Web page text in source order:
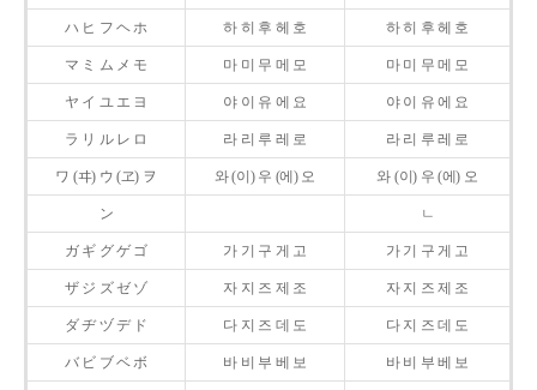
ハ ヒ フ ヘ ホ 하 히 후 헤 호 하 히 후 헤 호
マ ミ ム メ モ 마 미 무 메 모 마 미 무 메 모
ヤ イ ユ エ ヨ 야 이 유 에 요 야 이 유 에 요
ラ リ ル レ ロ 라 리 루 레 로 라 리 루 레 로
ワ (ヰ) ウ (ヱ) ヲ 와 (이) 우 (에) 오 와 (이) 우 (에) 오
ン ㄴ
ガ ギ グ ゲ ゴ 가 기 구 게 고 가 기 구 게 고
ザ ジ ズ ゼ ゾ 자 지 즈 제 조 자 지 즈 제 조
ダ ヂ ヅ デ ド 다 지 즈 데 도 다 지 즈 데 도
バ ビ ブ ベ ボ 바 비 부 베 보 바 비 부 베 보